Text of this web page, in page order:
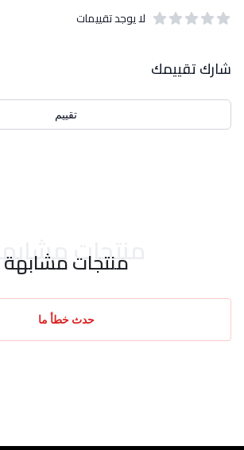
لا يوجد تقييمات
شارك تقييمك
تقييم
منتجات مشابهة
منتجات مشابهة
حدث خطأ ما